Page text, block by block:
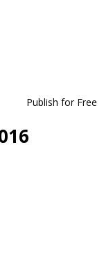
Publish for Free